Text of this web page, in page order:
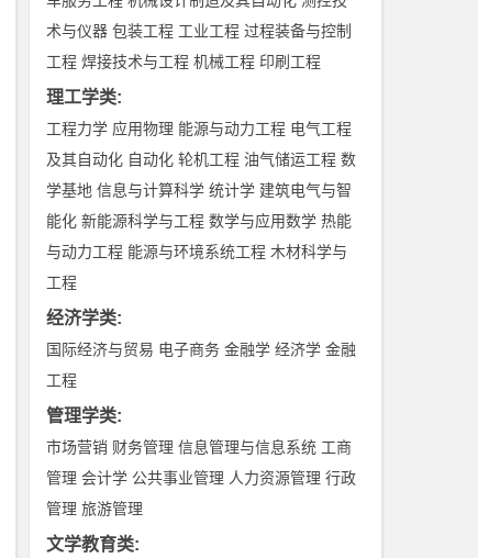
术与仪器 包装工程 工业工程 过程装备与控制
工程 焊接技术与工程 机械工程 印刷工程
理工学类:
工程力学 应用物理 能源与动力工程 电气工程
及其自动化 自动化 轮机工程 油气储运工程 数
学基地 信息与计算科学 统计学 建筑电气与智
能化 新能源科学与工程 数学与应用数学 热能
与动力工程 能源与环境系统工程 木材科学与
工程
经济学类:
国际经济与贸易 电子商务 金融学 经济学 金融
工程
管理学类:
市场营销 财务管理 信息管理与信息系统 工商
管理 会计学 公共事业管理 人力资源管理 行政
管理 旅游管理
文学教育类: